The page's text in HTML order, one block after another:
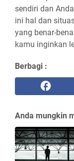
Berbagi :
Anda mungkin